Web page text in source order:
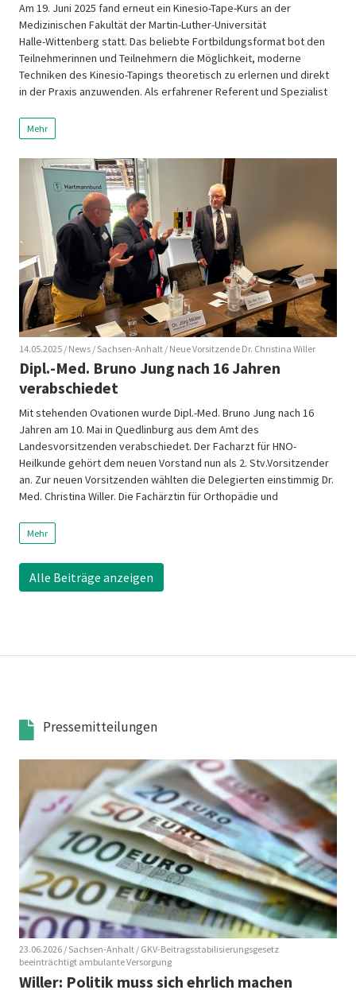
Am 19. Juni 2025 fand erneut ein Kinesio‑Tape‑Kurs an der
Medizinischen Fakultät der Martin‑Luther‑Universität
Halle‑Wittenberg statt. Das beliebte Fortbildungsformat bot den
Teilnehmerinnen und Teilnehmern die Möglichkeit, moderne
Techniken des Kinesio‑Tapings theoretisch zu erlernen und direkt
in der Praxis anzuwenden. Als erfahrener Referent und Spezialist
durch den Kurs […]
Mehr
14.05.2025 / News / Sachsen-Anhalt / Neue Vorsitzende Dr. Christina Willer
Dipl.-Med. Bruno Jung nach 16 Jahren
verabschiedet
Mit stehenden Ovationen wurde Dipl.-Med. Bruno Jung nach 16
Jahren am 10. Mai in Quedlinburg aus dem Amt des
Landesvorsitzenden verabschiedet. Der Facharzt für HNO-
Heilkunde gehört dem neuen Vorstand nun als 2. Stv.Vorsitzender
an. Zur neuen Vorsitzenden wählten die Delegierten einstimmig Dr.
Med. Christina Willer. Die Fachärztin für Orthopädie und
Mehr
Alle Beiträge anzeigen
Pressemitteilungen
23.06.2026 / Sachsen-Anhalt / GKV-Beitragsstabilisierungsgesetz
beeinträchtigt ambulante Versorgung
Willer: Politik muss sich ehrlich machen